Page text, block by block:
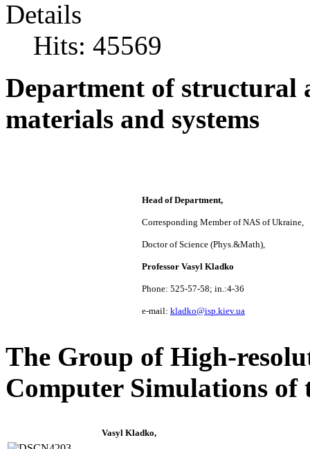
Details
Hits: 45569
Department of structural
materials and systems
Head of Department,
Corresponding Member of NAS of Ukraine,
Doctor of Science (Phys.&Math),
Professor Vasyl Kladko
Phone: 525-57-58; in.:4-36
e-mail: kladko@isp.kiev.ua
The Group of High-
Computer Simulations of
Vasyl Kladko,